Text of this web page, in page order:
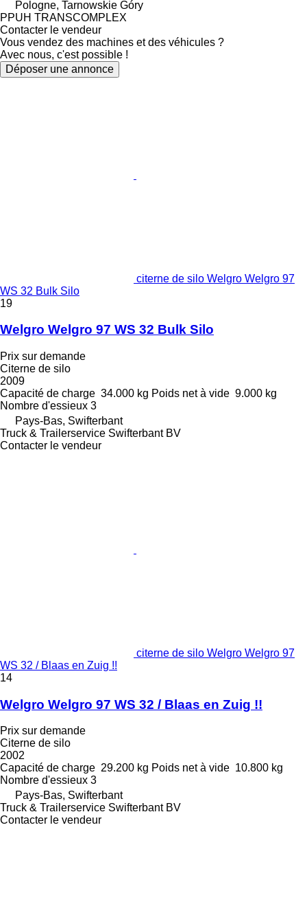
Pologne, Tarnowskie Góry
PPUH TRANSCOMPLEX
Contacter le vendeur
Vous vendez des machines et des véhicules ?
Avec nous, c'est possible !
Déposer une annonce
citerne de silo Welgro Welgro 97
WS 32 Bulk Silo
19
Welgro Welgro 97 WS 32 Bulk Silo
Prix sur demande
Citerne de silo
2009
Capacité de charge 34.000 kg Poids net à vide 9.000 kg
Nombre d'essieux 3
Pays-Bas, Swifterbant
Truck & Trailerservice Swifterbant BV
Contacter le vendeur
citerne de silo Welgro Welgro 97
WS 32 / Blaas en Zuig !!
14
Welgro Welgro 97 WS 32 / Blaas en Zuig !!
Prix sur demande
Citerne de silo
2002
Capacité de charge 29.200 kg Poids net à vide 10.800 kg
Nombre d'essieux 3
Pays-Bas, Swifterbant
Truck & Trailerservice Swifterbant BV
Contacter le vendeur